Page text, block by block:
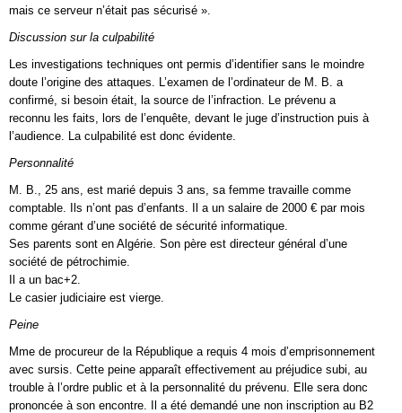
mais ce serveur n’était pas sécurisé ».
Discussion sur la culpabilité
Les investigations techniques ont permis d’identifier sans le moindre
doute l’origine des attaques. L’examen de l’ordinateur de M. B. a
confirmé, si besoin était, la source de l’infraction. Le prévenu a
reconnu les faits, lors de l’enquête, devant le juge d’instruction puis à
l’audience. La culpabilité est donc évidente.
Personnalité
M. B., 25 ans, est marié depuis 3 ans, sa femme travaille comme
comptable. Ils n’ont pas d’enfants. Il a un salaire de 2000 € par mois
comme gérant d’une société de sécurité informatique.
Ses parents sont en Algérie. Son père est directeur général d’une
société de pétrochimie.
Il a un bac+2.
Le casier judiciaire est vierge.
Peine
Mme de procureur de la République a requis 4 mois d’emprisonnement
avec sursis. Cette peine apparaît effectivement au préjudice subi, au
trouble à l’ordre public et à la personnalité du prévenu. Elle sera donc
prononcée à son encontre. Il a été demandé une non inscription au B2